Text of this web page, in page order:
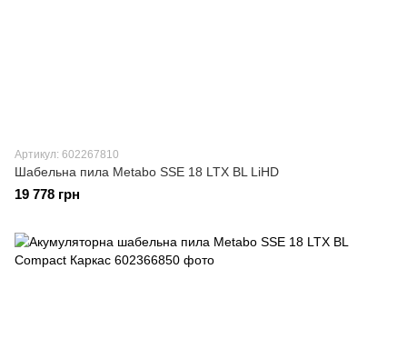
Артикул: 602267810
Шабельна пила Metabo SSE 18 LTX BL LiHD
19 778 грн